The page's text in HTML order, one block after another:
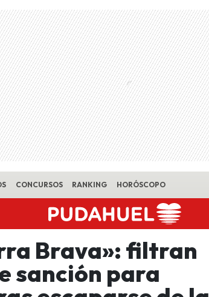
CONCURSOS RANKING HORÓSCOPO
Brava»: filtran
sanción para